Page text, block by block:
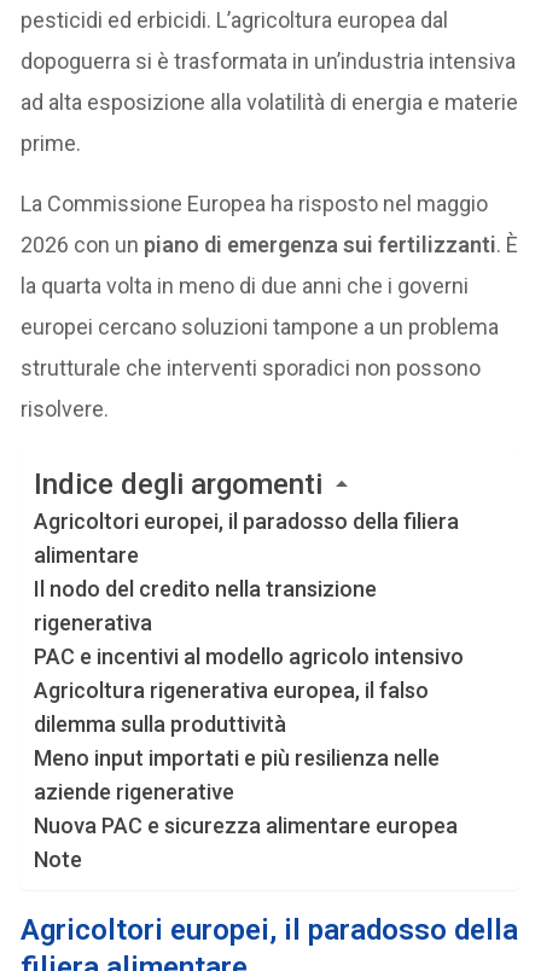
pesticidi ed erbicidi. L’agricoltura europea dal
dopoguerra si è trasformata in un’industria intensiva
ad alta esposizione alla volatilità di energia e materie
prime.
La Commissione Europea ha risposto nel maggio
2026 con un piano di emergenza sui fertilizzanti. È
la quarta volta in meno di due anni che i governi
europei cercano soluzioni tampone a un problema
strutturale che interventi sporadici non possono
risolvere.
Indice degli argomenti
Agricoltori europei, il paradosso della filiera
alimentare
Il nodo del credito nella transizione
rigenerativa
PAC e incentivi al modello agricolo intensivo
Agricoltura rigenerativa europea, il falso
dilemma sulla produttività
Meno input importati e più resilienza nelle
aziende rigenerative
Nuova PAC e sicurezza alimentare europea
Note
Agricoltori europei, il paradosso della